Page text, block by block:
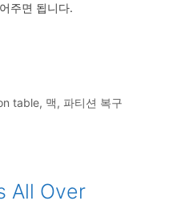
주면 됩니다.
table, 맥, 파티션 복구
All Over